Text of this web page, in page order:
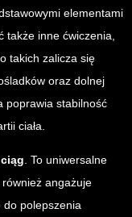
elementami
także inne ćwiczenia,
takich zalicza się
oraz dolnej
poprawia stabilność
ciała.
. To uniwersalne
angażuje
do polepszenia